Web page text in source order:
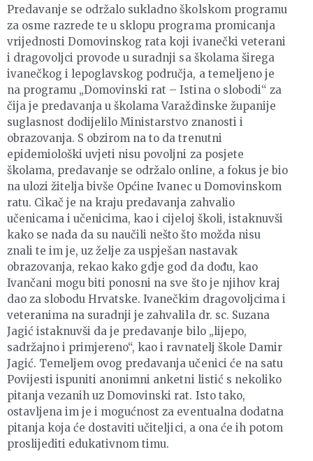
Predavanje se održalo sukladno školskom programu
za osme razrede te u sklopu programa promicanja
vrijednosti Domovinskog rata koji ivanečki veterani
i dragovoljci provode u suradnji sa školama širega
ivanečkog i lepoglavskog područja, a temeljeno je
na programu „Domovinski rat – Istina o slobodi“ za
čija je predavanja u školama Varaždinske županije
suglasnost dodijelilo Ministarstvo znanosti i
obrazovanja. S obzirom na to da trenutni
epidemiološki uvjeti nisu povoljni za posjete
školama, predavanje se održalo online, a fokus je bio
na ulozi žitelja bivše Općine Ivanec u Domovinskom
ratu. Cikač je na kraju predavanja zahvalio
učenicama i učenicima, kao i cijeloj školi, istaknuvši
kako se nada da su naučili nešto što možda nisu
znali te im je, uz želje za uspješan nastavak
obrazovanja, rekao kako gdje god da dođu, kao
Ivančani mogu biti ponosni na sve što je njihov kraj
dao za slobodu Hrvatske. Ivanečkim dragovoljcima i
veteranima na suradnji je zahvalila dr. sc. Suzana
Jagić istaknuvši da je predavanje bilo „lijepo,
sadržajno i primjereno“, kao i ravnatelj škole Damir
Jagić. Temeljem ovog predavanja učenici će na satu
Povijesti ispuniti anonimni anketni listić s nekoliko
pitanja vezanih uz Domovinski rat. Isto tako,
ostavljena im je i mogućnost za eventualna dodatna
pitanja koja će dostaviti učiteljici, a ona će ih potom
proslijediti edukativnom timu.